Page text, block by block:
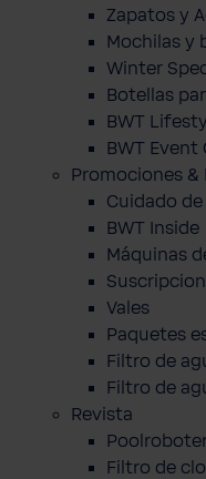
Zapatos y
Mochilas y
Winter
Botellas
BWT
BWT
Promociones &
Cuidado
BWT Inside
Máquinas
Vales
Paquetes
Filtro de
Filtro de
Revista
Filtro de